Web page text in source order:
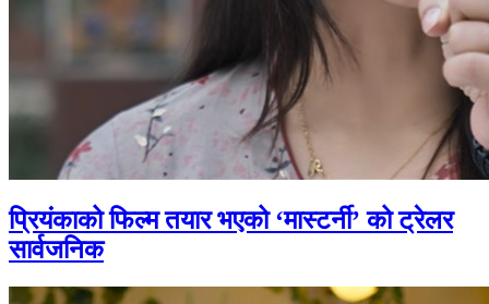
प्रियंकाको फिल्म तयार भएको ‘मास्टर्नी’ को ट्रेलर
सार्वजनिक